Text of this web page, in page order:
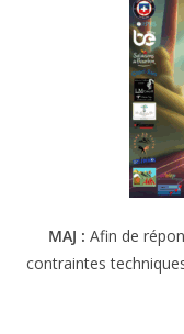
MAJ : Afin de
contraintes